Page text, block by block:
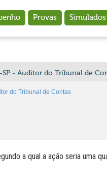
Provas
SP - Auditor do Tribunal de
do Tribunal de Contas
a qual a ação seria uma